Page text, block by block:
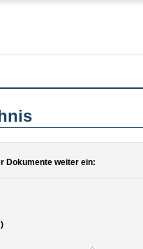
Dokumente weiter ein: